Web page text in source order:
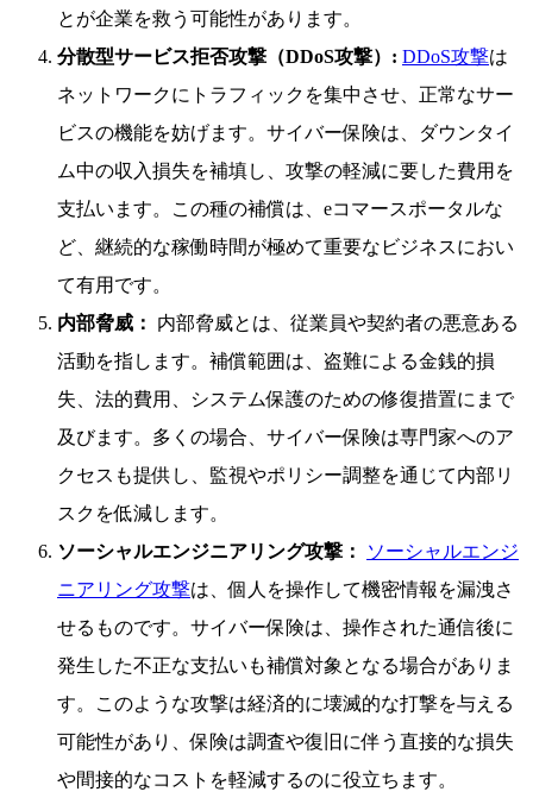
とが企業を救う可能性があります。
分散型サービス拒否攻撃（DDoS攻撃）: DDoS攻撃は
ネットワークにトラフィックを集中させ、正常なサー
ビスの機能を妨げます。サイバー保険は、ダウンタイ
ム中の収入損失を補填し、攻撃の軽減に要した費用を
支払います。この種の補償は、eコマースポータルな
ど、継続的な稼働時間が極めて重要なビジネスにおい
て有用です。
内部脅威： 内部脅威とは、従業員や契約者の悪意ある
活動を指します。補償範囲は、盗難による金銭的損
失、法的費用、システム保護のための修復措置にまで
及びます。多くの場合、サイバー保険は専門家へのア
クセスも提供し、監視やポリシー調整を通じて内部リ
スクを低減します。
ソーシャルエンジニアリング攻撃：
ソーシャルエンジ
ニアリング攻撃は、個人を操作して機密情報を漏洩さ
せるものです。サイバー保険は、操作された通信後に
発生した不正な支払いも補償対象となる場合がありま
す。このような攻撃は経済的に壊滅的な打撃を与える
可能性があり、保険は調査や復旧に伴う直接的な損失
や間接的なコストを軽減するのに役立ちます。